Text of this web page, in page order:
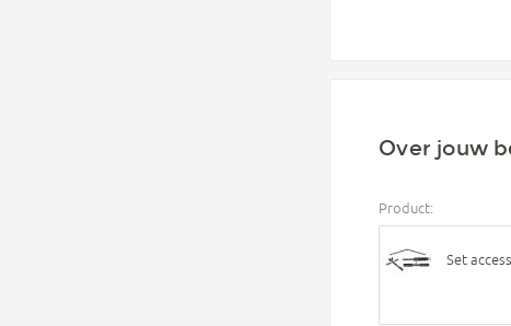
Over jouw
Product:
Set